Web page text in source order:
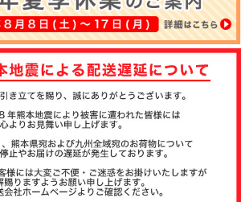
い得
セッ
ト
スタ
ンプ
その
他
注文履歴